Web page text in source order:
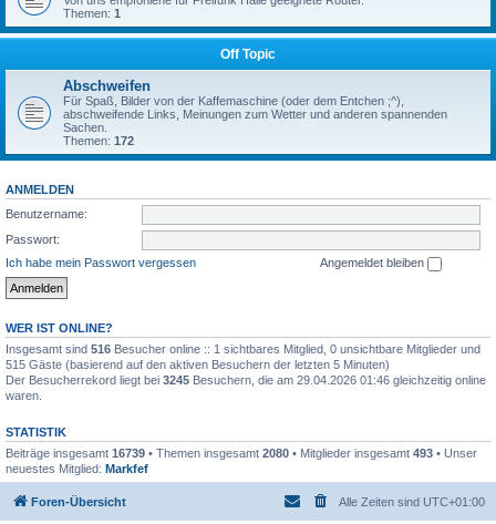
Themen: 1
Off Topic
Abschweifen
Für Spaß, Bilder von der Kaffemaschine (oder dem Entchen ;^),
abschweifende Links, Meinungen zum Wetter und anderen spannenden
Sachen.
Themen: 172
ANMELDEN
Benutzername:
Passwort:
Ich habe mein Passwort vergessen
Angemeldet bleiben
WER IST ONLINE?
Insgesamt sind 516 Besucher online :: 1 sichtbares Mitglied, 0 unsichtbare Mitglieder und
515 Gäste (basierend auf den aktiven Besuchern der letzten 5 Minuten)
Der Besucherrekord liegt bei 3245 Besuchern, die am 29.04.2026 01:46 gleichzeitig online
waren.
STATISTIK
Beiträge insgesamt 16739 • Themen insgesamt 2080 • Mitglieder insgesamt 493 • Unser
neuestes Mitglied: Markfef
Foren-Übersicht Alle Zeiten sind UTC+01:00